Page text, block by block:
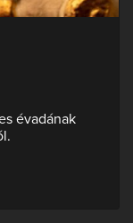
évadának